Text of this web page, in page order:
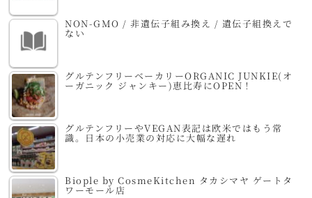
NON-GMO / 非遺伝子組み換え / 遺伝子組換えで
ない
グルテンフリーベーカリーORGANIC JUNKIE(オ
ーガニック ジャンキー)恵比寿にOPEN！
グルテンフリーやVEGAN表記は欧米ではもう常
識。日本の小売業の対応に大幅な遅れ
Biople by CosmeKitchen タカシマヤ ゲートタ
ワーモール店